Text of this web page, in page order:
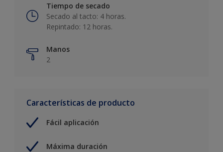
Tiempo de secado
Secado al tacto: 4 horas.
Repintado: 12 horas.
Manos
2
Características de producto
Fácil aplicación
Máxima duración